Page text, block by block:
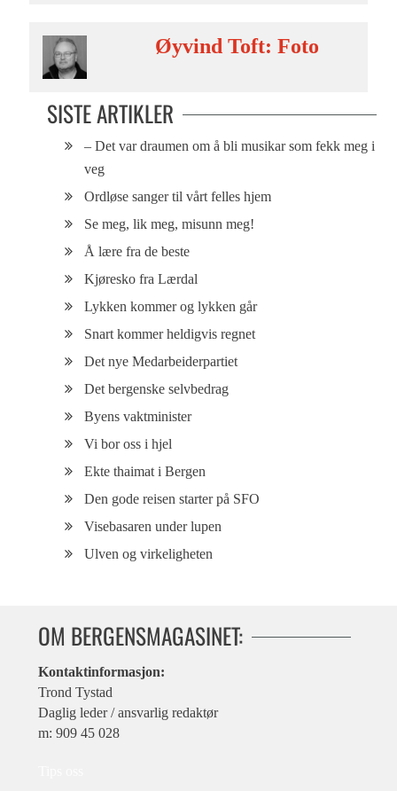
Øyvind Toft: Foto
SISTE ARTIKLER
– Det var draumen om å bli musikar som fekk meg i
veg
Ordløse sanger til vårt felles hjem
Se meg, lik meg, misunn meg!
Å lære fra de beste
Kjøresko fra Lærdal
Lykken kommer og lykken går
Snart kommer heldigvis regnet
Det nye Medarbeiderpartiet
Det bergenske selvbedrag
Byens vaktminister
Vi bor oss i hjel
Ekte thaimat i Bergen
Den gode reisen starter på SFO
Visebasaren under lupen
Ulven og virkeligheten
OM BERGENSMAGASINET:
Kontaktinformasjon:
Trond Tystad
Daglig leder / ansvarlig redaktør
m: 909 45 028